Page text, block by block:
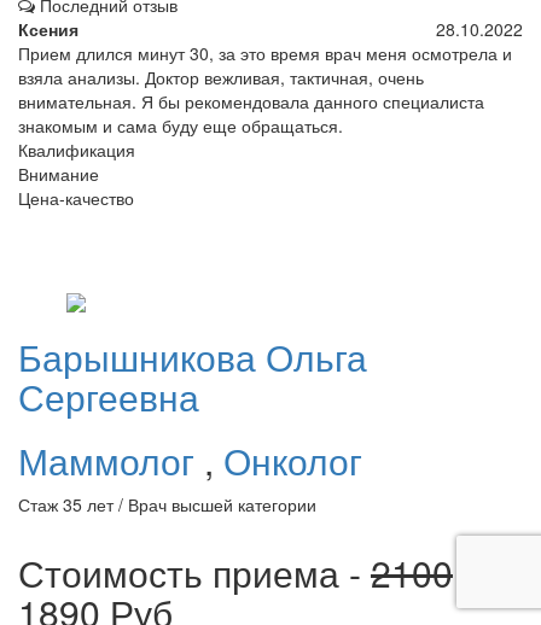
Последний отзыв
Ксения
28.10.2022
Прием длился минут 30, за это время врач меня осмотрела и
взяла анализы. Доктор вежливая, тактичная, очень
внимательная. Я бы рекомендовала данного специалиста
знакомым и сама буду еще обращаться.
Квалификация
Внимание
Цена-качество
Барышникова Ольга
Сергеевна
Маммолог , Онколог
Стаж 35 лет / Врач высшей категории
Стоимость приема - 2100
1890 Руб